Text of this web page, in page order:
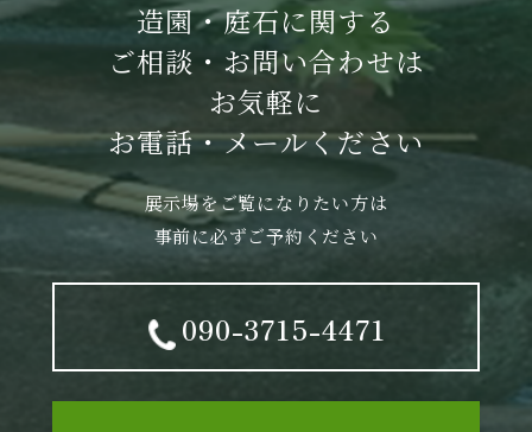
造園・庭石に関する
ご相談・お問い合わせは
お気軽に
お電話・メールください
展示場をご覧になりたい方は
事前に必ずご予約ください
090-3715-4471